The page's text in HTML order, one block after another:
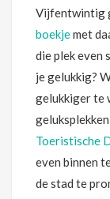
Vijfentwintig
boekjemet
die plek even
je gelukkig?
gelukkiger te
Toeristische
even binnen
de stad te